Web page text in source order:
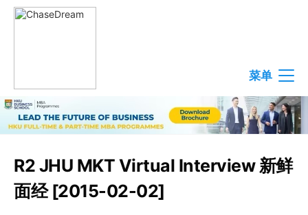
菜单
R2 JHU MKT Virtual Interview 新鲜
面经 [2015-02-02]